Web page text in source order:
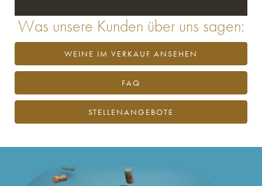
Was unsere Kunden über uns sagen:
WEINE IM VERKAUF ANSEHEN
FAQ
STELLENANGEBOTE